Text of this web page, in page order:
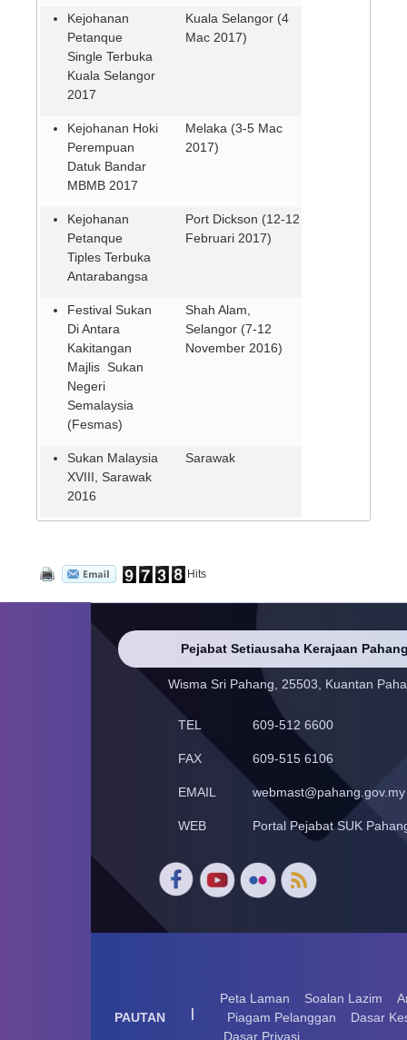
Kejohanan
Petanque
Single Terbuka
Kuala Selangor
2017
Kuala Selangor (4
Mac 2017)
Kejohanan Hoki
Perempuan
Datuk Bandar
MBMB 2017
Melaka (3-5 Mac
2017)
Kejohanan
Petanque
Tiples Terbuka
Antarabangsa
Port Dickson (12-12
Februari 2017)
Festival Sukan
Di Antara
Kakitangan
Majlis Sukan
Negeri
Semalaysia
(Fesmas)
Shah Alam,
Selangor (7-12
November 2016)
Sukan Malaysia
XVIII, Sarawak
2016
Sarawak
Hits
Pejabat Setiausaha Kerajaan
Wisma Sri Pahang, 25503, Kuantan
TEL 609-512 6600
FAX 609-515 6106
EMAIL webmast@pahang.gov.my
WEB Portal Pejabat SUK
PAUTAN |
Peta Laman Soalan Lazim
Piagam Pelanggan
Dasar
Dasar Privasi